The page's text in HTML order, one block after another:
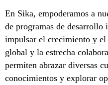
En Sika, empoderamos a
de programas de desarrollo
impulsar el crecimiento y el
global y la estrecha
permiten abrazar diversas
conocimientos y explorar